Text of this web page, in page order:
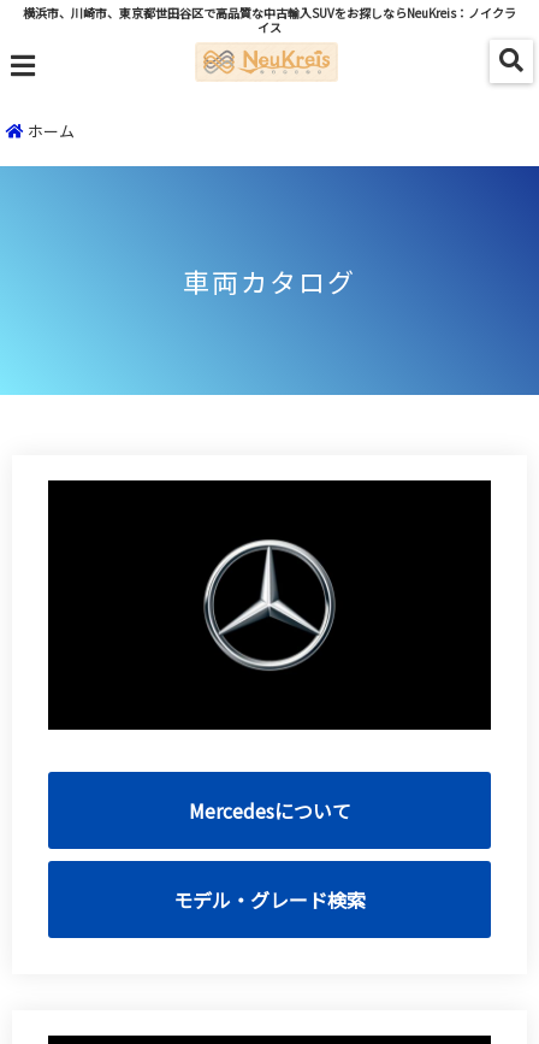
横浜市、川崎市、東京都世田谷区で高品質な中古輸入SUVをお探しならNeuKreis：ノイクラ
イス
menu
ホーム
車両カタログ
Mercedesについて
モデル・グレード検索